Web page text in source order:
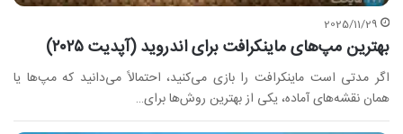
2025/11/29
بهترین مپ‌های ماینکرافت برای اندروید (آپدیت ۲۰۲۵)
اگر مدتی است ماینکرافت را بازی می‌کنید، احتمالاً می‌دانید که مپ‌ها یا
همان نقشه‌های آماده، یکی از بهترین روش‌ها برای…